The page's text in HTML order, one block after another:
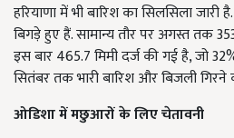
हरियाणा में भी बारिश का सिलसिला जारी
बिगड़े हुए हैं. सामान्य तौर पर अगस्त तक
इस बार 465.7 मिमी दर्ज की गई है, जो
सितंबर तक भारी बारिश और बिजली गिरने
ओडिशा में मछुआरों के लिए चेतावनी